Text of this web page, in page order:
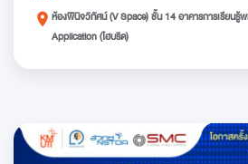
place ห้องพินิจวิทัศน์ (V Space) ชั้น 14 อาคารการเรียนรู้
Application (ไฮบริด)